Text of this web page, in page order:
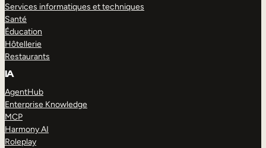
Services informatiques et techniques
Santé
Éducation
Hôtellerie
Restaurants
IA
AgentHub
Enterprise Knowledge
MCP
Harmony AI
Roleplay